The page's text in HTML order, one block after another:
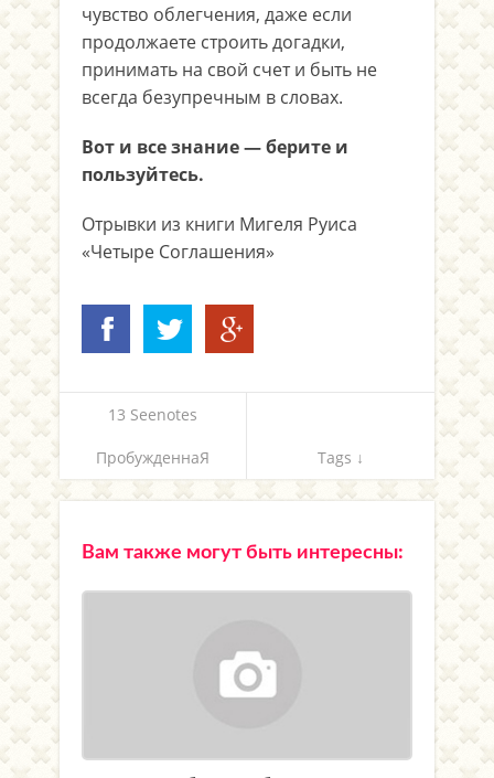
чувство облегчения, даже если
продолжаете строить догадки,
принимать на свой счет и быть не
всегда безупречным в словах.
Вот и все знание — берите и
пользуйтесь.
Отрывки из книги Мигеля Руиса
«Четыре Соглашения»
13 Seenotes
ПробужденнаЯ Tags ↓
Вам также могут быть интересны: